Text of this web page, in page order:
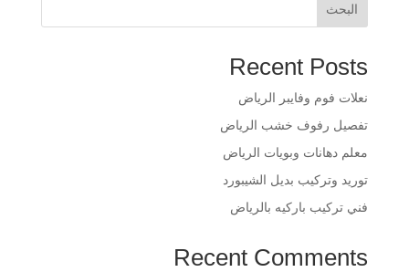
البحث
Recent Posts
​نعلات فوم وفايبر الرياض
​تفصيل رفوف خشب الرياض
​معلم دهانات وبويات الرياض
​توريد وتركيب بديل الشيبورد
فني تركيب باركيه بالرياض
Recent Comments